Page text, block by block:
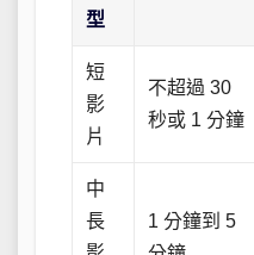
型
短
影
片
不超過 30
秒或 1 分鐘
中
長
1 分鐘到 5